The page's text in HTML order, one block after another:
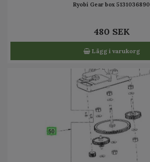
Ryobi Gear box 5131036890
480 SEK
Lägg i varukorg